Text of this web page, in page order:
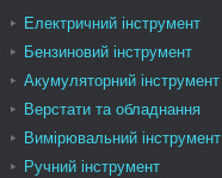
Електричний інструмент
Бензиновий інструмент
Акумуляторний інструмент
Верстати та обладнання
Вимірювальний інструмент
Ручний інструмент